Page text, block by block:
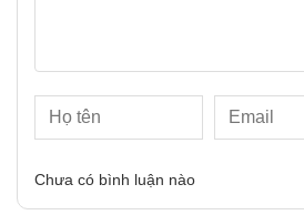
Chưa có bình luận nào